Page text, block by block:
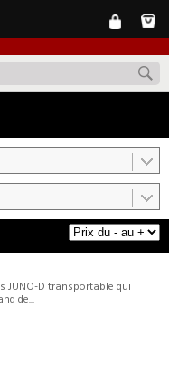
JUNO-D transportable qui
de...